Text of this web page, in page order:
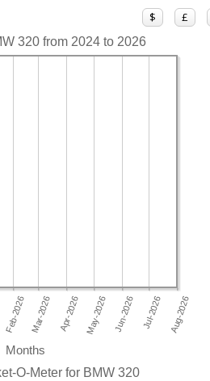
$ £
320 from 2024 to 2026
Months
O-Meter for BMW 320